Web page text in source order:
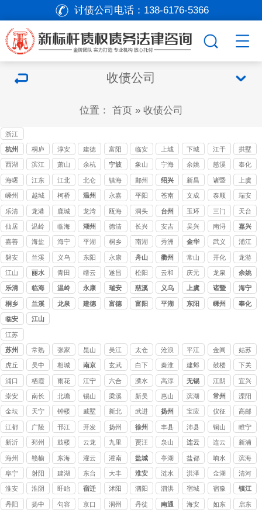
讨债公司电话： 138-6176-5366
收债公司
位置： 首页» 收债公司
浙江
讨债
公司
杭州 桐庐 淳安 建德 富阳 临安 上城 下城 江干 拱墅
西湖 滨江 萧山 余杭 宁波 象山 宁海 余姚 慈溪 奉化
海曙 江东 江北 北仑 镇海 鄞州 绍兴 新昌 诸暨 上虞
嵊州 越城 柯桥 温州 永嘉 平阳 苍南 文成 泰顺 瑞安
乐清 龙港 鹿城 龙湾 瓯海 洞头 台州 玉环 三门 天台
仙居 温岭 临海 湖州 德清 长兴 安吉 吴兴 南浔 嘉兴
嘉善 海盐 海宁 平湖 桐乡 南湖 秀洲 金华 武义 浦江
磐安 兰溪 义乌 东阳 永康 舟山 衢州 常山 开化 龙游
江山 丽水 青田 缙云 遂昌 松阳 云和 庆元 龙泉 余姚
乐清 临海 温岭 永康 瑞安 慈溪 义乌 上虞 诸暨 海宁
桐乡 兰溪 龙泉 建德 富德 富阳 平湖 东阳 嵊州 奉化
临安 江山
江苏
讨债
公司
苏州
常熟
讨债
公司
张家
港讨
债公
司
昆山
讨债
公司
吴江
讨债
公司
太仓
讨债
公司
沧浪
要债
公司
平江
追债
公司
金阊
要账
公司
姑苏
催债
公司
虎丘
收账
公司
吴中
追债
公司
相城
要债
公司
南京 玄武 白下 秦淮 建邺 鼓楼 下关
浦口 栖霞
雨花
台
江宁 六合 溧水 高淳 无锡
江阴
讨债
公司
宜兴
讨债
公司
崇安 南长 北塘 锡山 梁溪 新吴 惠山 滨湖 常州 溧阳
金坛 天宁 钟楼
戚墅
堰
新北 武进 扬州 宝应 仪征 高邮
江都 广陵 邗江 开发 扬州 徐州 丰县 沛县 铜山 睢宁
新沂 邳州 鼓楼 云龙 九里 贾汪 泉山
连云
港
连云 新浦
海州 赣榆 东海 灌云 灌南 盐城 亭湖 盐都 响水 滨海
阜宁 射阳 建湖 东台 大丰 淮安 涟水 洪泽 金湖 清河
淮安 淮阴 盱眙 宿迁 沭阳 泗阳 泗洪 宿城 宿豫 镇江
丹阳 扬中 句容 京口 润州 丹徒 南通 海安 如东 启东